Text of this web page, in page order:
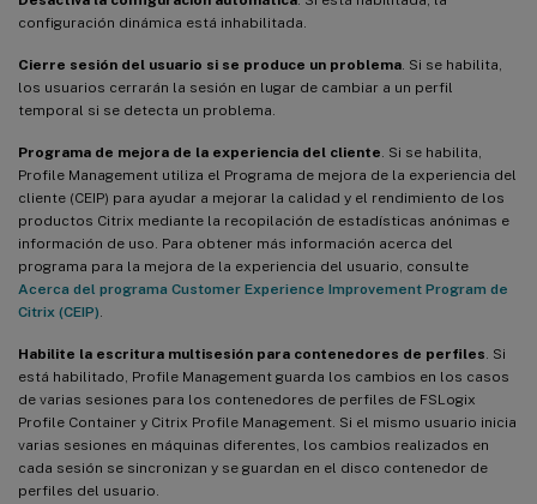
configuración dinámica está inhabilitada.
Cierre sesión del usuario si se produce un problema . Si se habilita,
los usuarios cerrarán la sesión en lugar de cambiar a un perfil
temporal si se detecta un problema.
Programa de mejora de la experiencia del cliente . Si se habilita,
Profile Management utiliza el Programa de mejora de la experiencia del
cliente (CEIP) para ayudar a mejorar la calidad y el rendimiento de los
productos Citrix mediante la recopilación de estadísticas anónimas e
información de uso. Para obtener más información acerca del
programa para la mejora de la experiencia del usuario, consulte
Acerca del programa Customer Experience Improvement Program de
Citrix (CEIP)
Habilite la escritura multisesión para contenedores de perfiles . Si
está habilitado, Profile Management guarda los cambios en los casos
de varias sesiones para los contenedores de perfiles de FSLogix
Profile Container y Citrix Profile Management. Si el mismo usuario inicia
varias sesiones en máquinas diferentes, los cambios realizados en
cada sesión se sincronizan y se guardan en el disco contenedor de
perfiles del usuario.